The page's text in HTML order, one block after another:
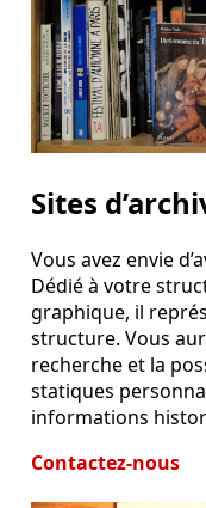
Sites
Vous avez envie
Dédié à votre
graphique, il
structure. Vous
recherche et la
statiques
informations
Contactez-nous